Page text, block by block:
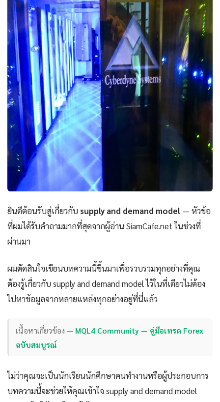
ยินดีต้อนรับสู่เกี่ยวกับ supply and demand model — หัวข้อ
ที่ผมได้รับคำถามมากที่สุดจากผู้อ่าน SiamCafe.net ในช่วงที่
ผ่านมา
ผมตัดสินใจเขียนบทความนี้ขึ้นมาเพื่อรวบรวมทุกอย่างที่คุณ
ต้องรู้เกี่ยวกับ supply and demand model ไว้ในที่เดียวไม่ต้อง
ไปหาข้อมูลจากหลายแหล่งทุกอย่างอยู่ที่นี่แล้ว
เนื้อหาเกี่ยวข้อง — MQL4 Community — คู่มือเทรด Forex
ฉบับสมบูรณ์
ไม่ว่าคุณจะเป็นนักเรียนนักศึกษาคนทำงานหรือผู้ประกอบการ
บทความนี้จะช่วยให้คุณเข้าใจ supply and demand model